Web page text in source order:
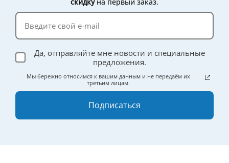
Да, отправляйте мне новости и специальные
предложения.
Мы бережно относимся к вашим данным и не передаём их
третьим лицам.
Подписаться